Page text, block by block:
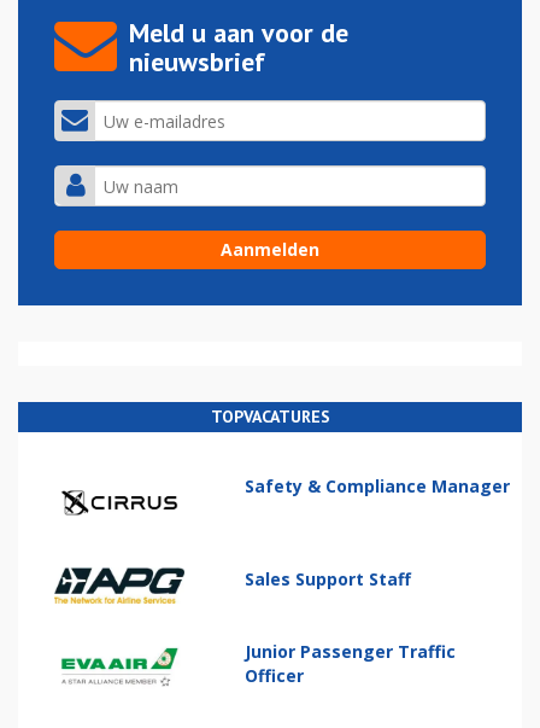
Meld u aan voor de
nieuwsbrief
TOPVACATURES
Safety & Compliance Manager
Sales Support Staff
Junior Passenger Traffic
Officer